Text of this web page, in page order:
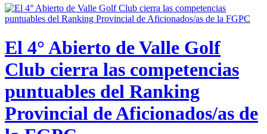
El 4° Abierto de Valle Golf
Club cierra las competencias
puntuables del Ranking
Provincial de Aficionados/as de